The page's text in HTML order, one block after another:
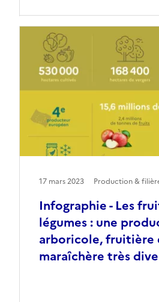
Infographie - Les
légumes : une
arboricole, fruitière
maraîchère très
17 mars 2023 Production &